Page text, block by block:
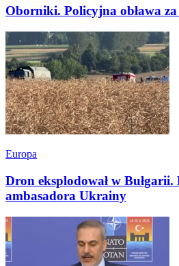
Oborniki. Policyjna obława
Europa
Dron eksplodował w
ambasadora Ukrainy